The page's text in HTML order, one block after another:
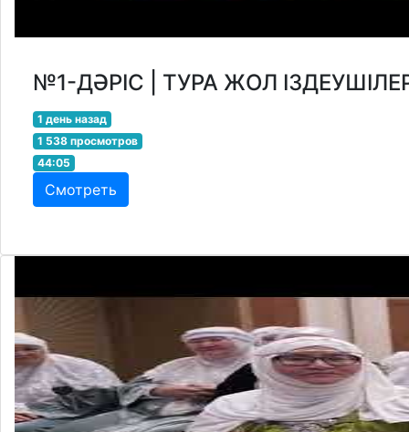
№1-ДӘРІС | ТУРА ЖОЛ
1 день назад
1 538 просмотров
44:05
Смотреть